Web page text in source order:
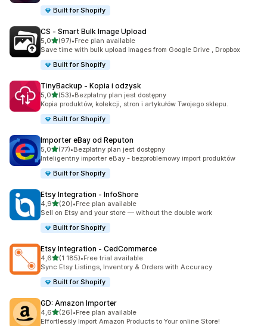
Built for Shopify
CS ‑ Smart Bulk Image Upload
5,0na 5 gwiazdek
(97)
Łączna liczba recenzji: 97
•Free plan available
Save time with bulk upload images from Google Drive , Dropbox
Built for Shopify
TinyBackup ‑ Kopia i odzysk
5,0na 5 gwiazdek
(53)
Łączna liczba recenzji: 53
•Bezpłatny plan jest dostępny
Kopia produktów, kolekcji, stron i artykułów Twojego sklepu.
Built for Shopify
Importer eBay od Reputon
5,0na 5 gwiazdek
(77)
Łączna liczba recenzji: 77
•Bezpłatny plan jest dostępny
Inteligentny importer eBay - bezproblemowy import produktów
Built for Shopify
Etsy Integration ‑ InfoShore
4,9na 5 gwiazdek
(20)
Łączna liczba recenzji: 20
•Free plan available
Sell on Etsy and your store — without the double work
Built for Shopify
Etsy Integration ‑ CedCommerce
4,6na 5 gwiazdek
(1 185)
Łączna liczba recenzji: 1185
•Free trial available
Sync Etsy Listings, Inventory & Orders with Accuracy
Built for Shopify
GD: Amazon Importer
4,6na 5 gwiazdek
(26)
Łączna liczba recenzji: 26
•Free plan available
Effortlessly Import Amazon Products to Your online Store!